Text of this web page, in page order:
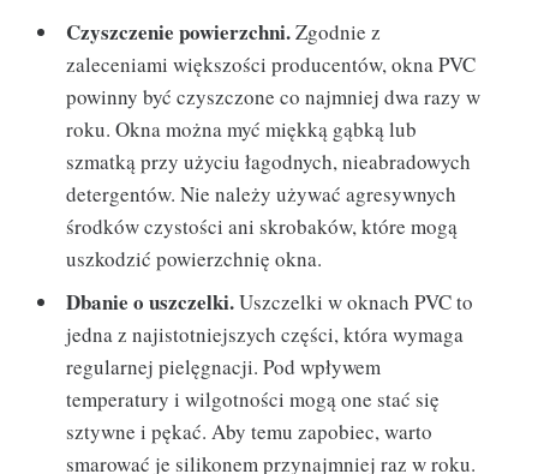
Czyszczenie powierzchni.Zgodnie z
zaleceniami większości producentów, okna PVC
powinny być czyszczone co najmniej dwa razy w
roku. Okna można myć miękką gąbką lub
szmatką przy użyciu łagodnych, nieabradowych
detergentów. Nie należy używać agresywnych
środków czystości ani skrobaków, które mogą
uszkodzić powierzchnię okna.
Dbanie o uszczelki.Uszczelki w oknach PVC to
jedna z najistotniejszych części, która wymaga
regularnej pielęgnacji. Pod wpływem
temperatury i wilgotności mogą one stać się
sztywne i pękać. Aby temu zapobiec, warto
smarować je silikonem przynajmniej raz w roku.